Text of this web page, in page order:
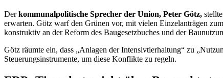
Derkommunalpolitische Sprecher der Union, Peter Götz,
erwarten. Götz warf den Grünen vor, mit vielen Einzelanträgen
konstruktiv an der Reform des Baugesetzbuches und der
Götz räumte ein, dass „Anlagen der Intensivtierhaltung“ zu
Steuerungsinstrumente, um diese Konflikte zu regeln.